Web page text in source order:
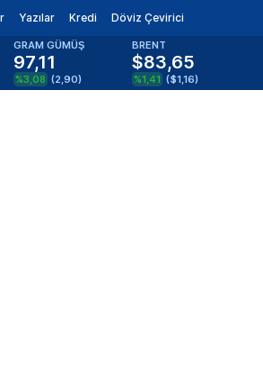
Yazılar Kredi Döviz Çevirici
GRAM GÜMÜŞ
97,11
%3,08 (2,90)
BRENT
$83,65
%1,41 ($1,16)